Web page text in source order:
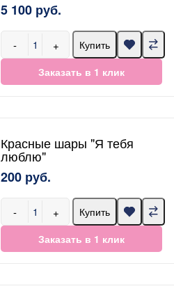
5 100 руб.
- +
Купить
Заказать в 1 клик
Красные шары "Я тебя
люблю"
200 руб.
- +
Купить
Заказать в 1 клик